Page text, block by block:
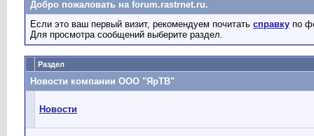
Добро пожаловать на forum.rastrnet.ru.
Если это ваш первый визит, рекомендуем почитать справку по
Для просмотра сообщений выберите раздел.
Раздел
Новости компании ООО "ЯрТВ"
Новости